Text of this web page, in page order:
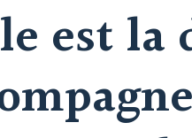
est la